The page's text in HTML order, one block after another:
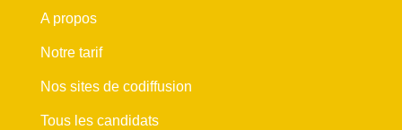
A propos
Notre tarif
Nos sites de codiffusion
Tous les candidats